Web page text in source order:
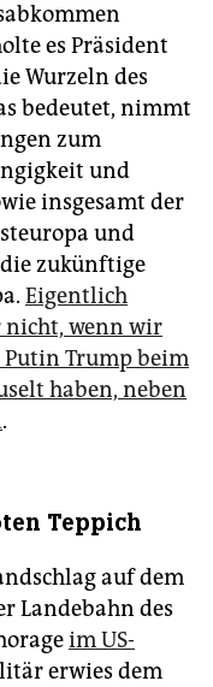
es Präsident
Wurzeln des
bedeutet, nimmt
zum
und
insgesamt der
und
zukünftige
Eigentlich
nicht, wenn wir
Putin Trump beim
haben, neben
.
Teppich
auf dem
Landebahn des
im US-
erwies dem